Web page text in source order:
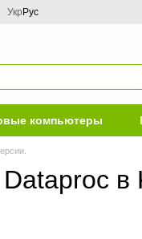
Укр Рус
компьютеры